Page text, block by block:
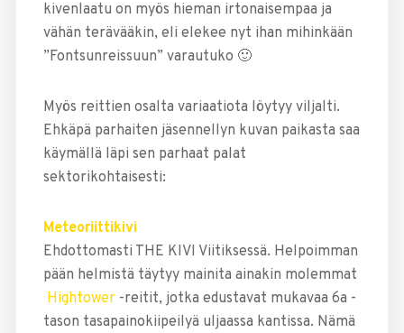
kivenlaatu on myös hieman irtonaisempaa ja
vähän terävääkin, eli elekee nyt ihan mihinkään
”Fontsunreissuun” varautuko 🙂
Myös reittien osalta variaatiota löytyy viljalti.
Ehkäpä parhaiten jäsennellyn kuvan paikasta saa
käymällä läpi sen parhaat palat
sektorikohtaisesti:
Meteoriittikivi
Ehdottomasti THE KIVI Viitiksessä. Helpoimman
pään helmistä täytyy mainita ainakin molemmat
Hightower-reitit, jotka edustavat mukavaa 6a -
tason tasapainokiipeilyä uljaassa kantissa. Nämä